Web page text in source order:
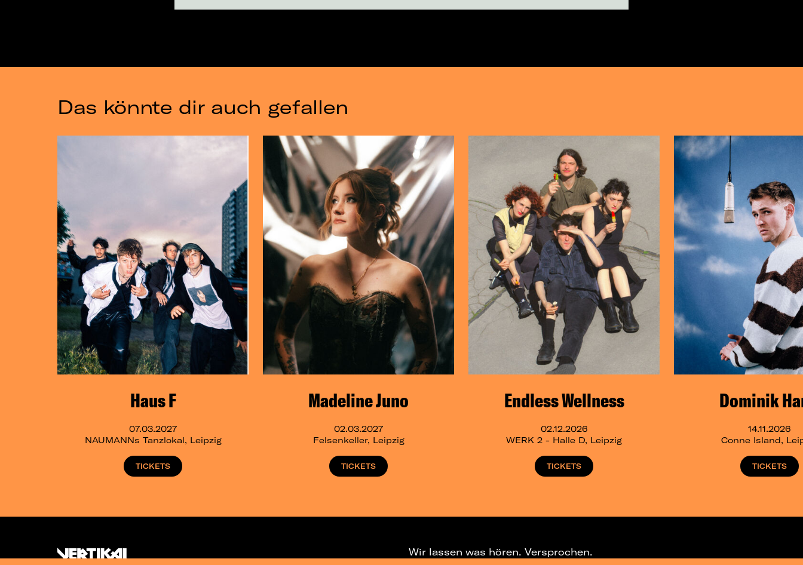
Das könnte dir auch gefallen
Haus F
07.03.2027
NAUMANNs Tanzlokal, Leipzig
TICKETS
Madeline Juno
02.03.2027
Felsenkeller, Leipzig
TICKETS
Endless Wellness
02.12.2026
WERK 2 - Halle D, Leipzig
TICKETS
Dominik
14.11.2026
Conne Island,
TICKETS
Wir lassen was hören. Versprochen.